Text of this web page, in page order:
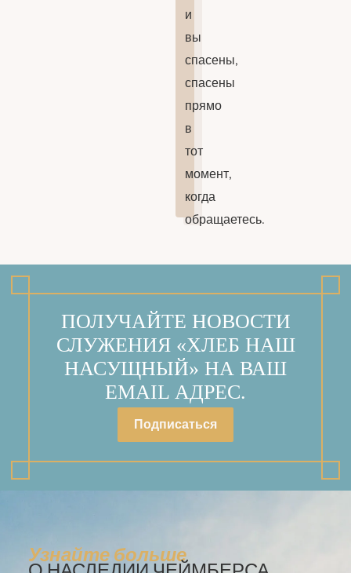
и
вы
спасены,
спасены
прямо
в
тот
момент,
когда
обращаетесь.
ПОЛУЧАЙТЕ НОВОСТИ
СЛУЖЕНИЯ «ХЛЕБ НАШ
НАСУЩНЫЙ» НА ВАШ
EMAIL АДРЕС.
Подписаться
Узнайте больше